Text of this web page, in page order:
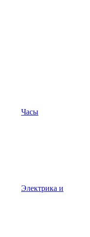
Часы
Электрика и